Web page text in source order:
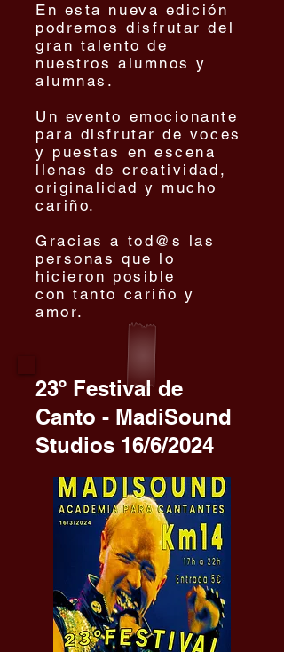
En esta nueva edición
podremos disfrutar del
gran talento de
nuestros alumnos y
alumnas.
Un evento emocionante
para disfrutar de voces
y puestas en escena
llenas de creatividad,
originalidad y mucho
cariño.
Gracias a tod@s las
personas que lo
hicieron posible
con tanto cariño y
amor.
23º Festival de
Canto - MadiSound
Studios 16/6/2024